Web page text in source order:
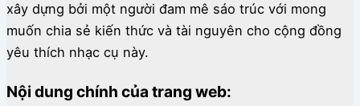
xây dựng bởi một người đam mê sáo trúc với mong
muốn chia sẻ kiến thức và tài nguyên cho cộng đồng
yêu thích nhạc cụ này.
Nội dung chính của trang web: